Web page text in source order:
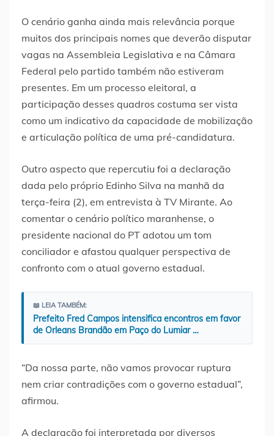
O cenário ganha ainda mais relevância porque
muitos dos principais nomes que deverão disputar
vagas na Assembleia Legislativa e na Câmara
Federal pelo partido também não estiveram
presentes. Em um processo eleitoral, a
participação desses quadros costuma ser vista
como um indicativo da capacidade de mobilização
e articulação política de uma pré-candidatura.
Outro aspecto que repercutiu foi a declaração
dada pelo próprio Edinho Silva na manhã da
terça-feira (2), em entrevista à TV Mirante. Ao
comentar o cenário político maranhense, o
presidente nacional do PT adotou um tom
conciliador e afastou qualquer perspectiva de
confronto com o atual governo estadual.
📖 LEIA TAMBÉM:
Prefeito Fred Campos intensifica encontros em favor
de Orleans Brandão em Paço do Lumiar …
“Da nossa parte, não vamos provocar ruptura
nem criar contradições com o governo estadual”,
afirmou.
A declaração foi interpretada por diversos